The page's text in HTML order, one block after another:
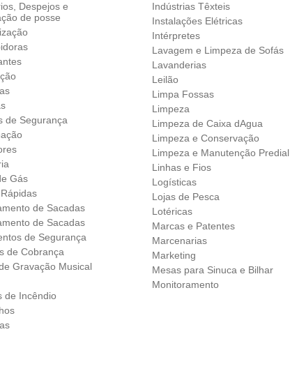
Despejos e
de posse
de Segurança
Gás
de Sacadas
de Sacadas
de Segurança
de Cobrança
Gravação Musical
de Incêndio
Indústrias Têxteis
Instalações Elétricas
Intérpretes
Lavagem e Limpeza de Sofás
Lavanderias
Leilão
Limpa Fossas
Limpeza
Limpeza de Caixa dAgua
Limpeza e Conservação
Limpeza e Manutenção Predial
Linhas e Fios
Logísticas
Lojas de Pesca
Lotéricas
Marcas e Patentes
Marcenarias
Marketing
Mesas para Sinuca e Bilhar
Monitoramento